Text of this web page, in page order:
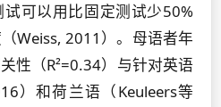
可以用比固定测试少50%
Weiss, 2011）。母语者年
性（R²=0.34）与针对英语
）和荷兰语（Keuleers等